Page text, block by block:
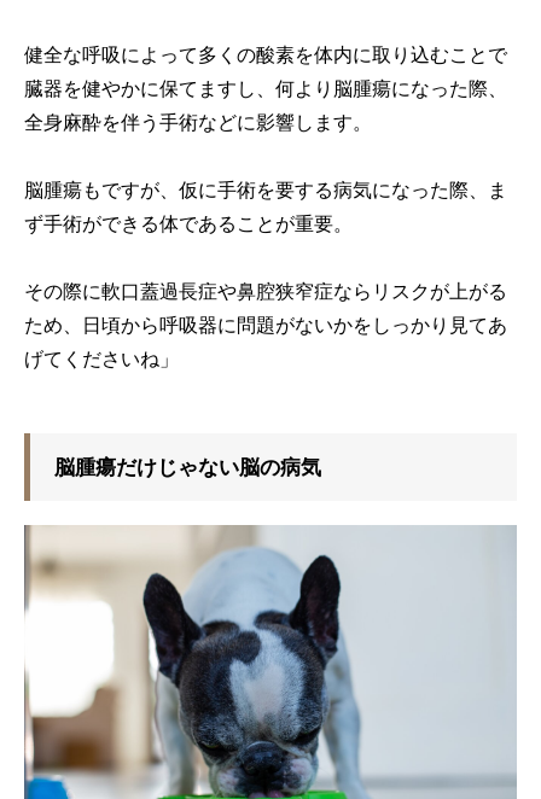
健全な呼吸によって多くの酸素を体内に取り込むことで
臓器を健やかに保てますし、何より脳腫瘍になった際、
全身麻酔を伴う手術などに影響します。
脳腫瘍もですが、仮に手術を要する病気になった際、ま
ず手術ができる体であることが重要。
その際に軟口蓋過長症や鼻腔狭窄症ならリスクが上がる
ため、日頃から呼吸器に問題がないかをしっかり見てあ
げてくださいね」
脳腫瘍だけじゃない脳の病気